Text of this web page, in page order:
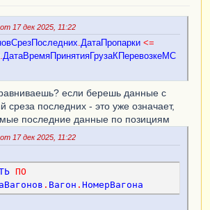
17 дек 2025, 11:22
.ДатаПропарки <=
.ДатаВремяПринятияГрузаКПеревозкеМС
если берешь данные с
среза последних - это уже означает,
последние данные по позициям
17 дек 2025, 11:22
ПО
. Вагон . НомерВагона